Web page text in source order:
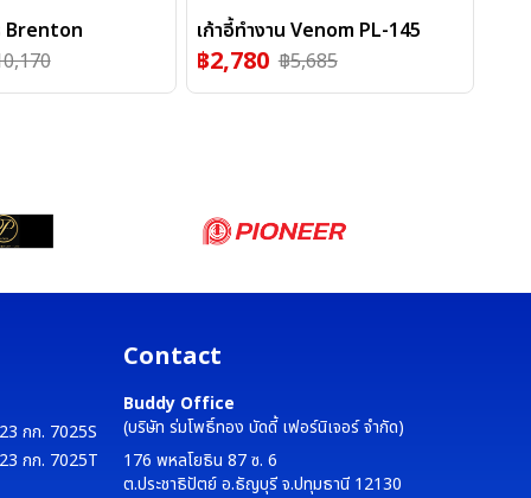
Brenton เก้าอี้ทำงาน Venom PL-145
฿2,780 ฿5,685
กก. 7025S
กก. 7025T
Contact
Buddy Office
(บริษัท ร่มโพธิ์ทอง บัดดี้ เฟอร์นิเจอร์ จำกัด)
176 พหลโยธิน 87 ซ. 6
ต.ประชาธิปัตย์ อ.ธัญบุรี จ.ปทุมธานี 12130